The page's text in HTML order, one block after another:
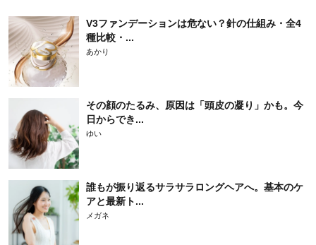
V3ファンデーションは危ない？針の仕組み・全4
種比較・...
あかり
その顔のたるみ、原因は「頭皮の凝り」かも。今
日からでき...
ゆい
誰もが振り返るサラサラロングヘアへ。基本のケ
アと最新ト...
メガネ